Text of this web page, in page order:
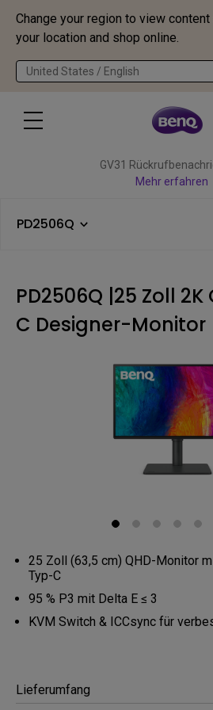
Change your region to view
your location and shop online.
United States / English
GV31
Mehr erfahren
PD2506Q
PD2506Q |25 Zoll 2K
C Designer-Monitor
25 Zoll (63,5 cm) QHD-Monitor
Typ-C
95 % P3 mit Delta E ≤ 3
KVM Switch & ICCsync für
Lieferumfang